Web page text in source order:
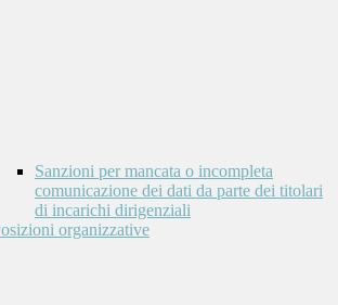
Sanzioni per mancata o incompleta
comunicazione dei dati da parte dei titolari
di incarichi dirigenziali
organizzative